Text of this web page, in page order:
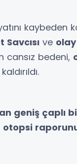
kaybeden
ve
cansız bedeni,
kaldırıldı.
geniş çaplı
otopsi